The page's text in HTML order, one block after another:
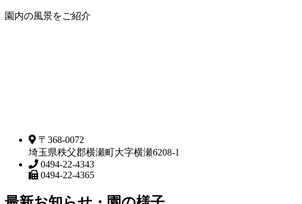
園内の風景をご紹介
〒368-0072
埼玉県秩父郡横瀬町大字横瀬6208-1
0494-22-4343
0494-22-4365